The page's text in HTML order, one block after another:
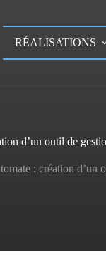
RÉALISATIONS
d’un outil de
: création d’un